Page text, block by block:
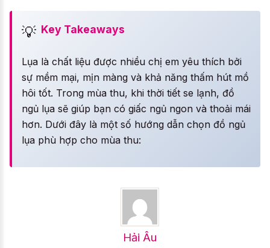
💡 Key Takeaways
Lụa là chất liệu được nhiều chị em yêu thích bởi
sự mềm mại, mịn màng và khả năng thấm hút mồ
hôi tốt. Trong mùa thu, khi thời tiết se lạnh, đồ
ngủ lụa sẽ giúp bạn có giấc ngủ ngon và thoải mái
hơn. Dưới đây là một số hướng dẫn chọn đồ ngủ
lụa phù hợp cho mùa thu:
Hải Âu